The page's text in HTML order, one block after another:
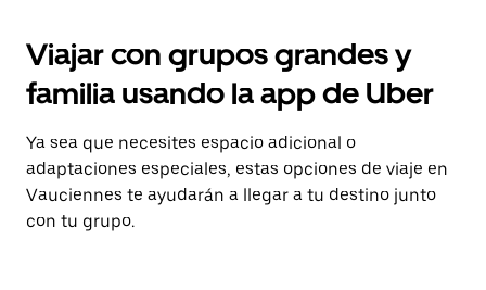
Viajar con grupos grandes y
familia usando la app de Uber
Ya sea que necesites espacio adicional o
adaptaciones especiales, estas opciones de viaje en
Vauciennes te ayudarán a llegar a tu destino junto
con tu grupo.